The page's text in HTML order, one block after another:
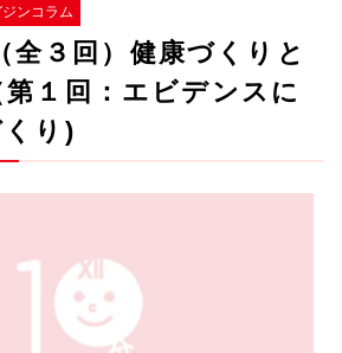
ンコラム
３回）健康づくりと
１回：エビデンスに
り)